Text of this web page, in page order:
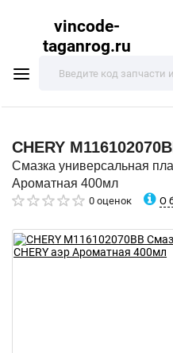
vincode-
taganrog.ru
CHERY
Смазка универсальная
Ароматная 400мл
0 оценок О